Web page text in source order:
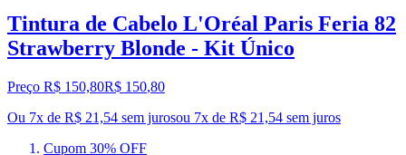
Tintura de Cabelo L'Oréal Paris Feria 82
Strawberry Blonde - Kit Único
Preço R$ 150,80R$ 150,80
Ou 7x de R$ 21,54 sem jurosou 7x de R$ 21,54 sem juros
Cupom 30% OFF